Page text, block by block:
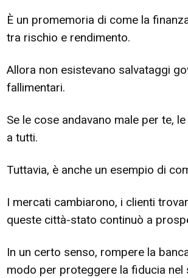
È un promemoria di come la
tra rischio e rendimento.
Allora non esistevano salvataggi
fallimentari.
Se le cose andavano male per te,
a tutti.
Tuttavia, è anche un esempio di
I mercati cambiarono, i clienti
queste città-stato continuò a
In un certo senso, rompere la
modo per proteggere la fiducia nel